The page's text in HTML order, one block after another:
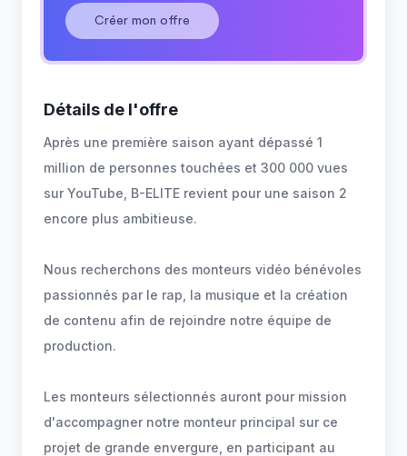
Créer mon offre
Détails de l'offre
Après une première saison ayant dépassé 1
million de personnes touchées et 300 000 vues
sur YouTube, B-ELITE revient pour une saison 2
encore plus ambitieuse.
Nous recherchons des monteurs vidéo bénévoles
passionnés par le rap, la musique et la création
de contenu afin de rejoindre notre équipe de
production.
Les monteurs sélectionnés auront pour mission
d'accompagner notre monteur principal sur ce
projet de grande envergure, en participant au